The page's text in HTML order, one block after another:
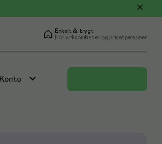
Enkelt & trygt
For virksomheder og privatpersoner
Konto